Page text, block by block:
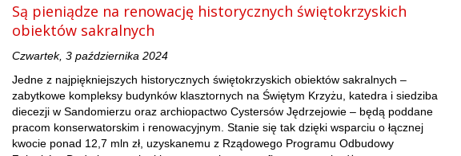
Są pieniądze na renowację historycznych świętokrzyskich
obiektów sakralnych
Czwartek, 3 października 2024
Jedne z najpiękniejszych historycznych świętokrzyskich obiektów sakralnych –
zabytkowe kompleksy budynków klasztornych na Świętym Krzyżu, katedra i siedziba
diecezji w Sandomierzu oraz archiopactwo Cystersów Jędrzejowie – będą poddane
pracom konserwatorskim i renowacyjnym. Stanie się tak dzięki wsparciu o łącznej
kwocie ponad 12,7 mln zł, uzyskanemu z Rządowego Programu Odbudowy